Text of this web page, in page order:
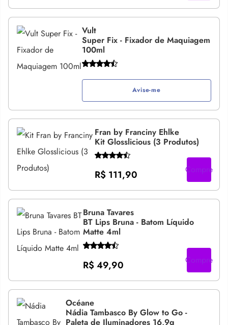
Vult
Super Fix - Fixador de Maquiagem
100ml
Avise-me
Fran by Franciny Ehlke
Kit Glosslicious (3 Produtos)
R$ 111,90 Compre
Bruna Tavares
BT Lips Bruna - Batom Líquido
Matte 4ml
R$ 49,90 Compre
Océane
Nádia Tambasco By Glow to Go -
Paleta de Iluminadores 16,9g